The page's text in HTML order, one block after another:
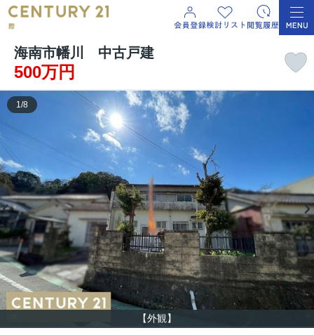
海南市幡川 中古戸建
500万円
【外観】
1/8